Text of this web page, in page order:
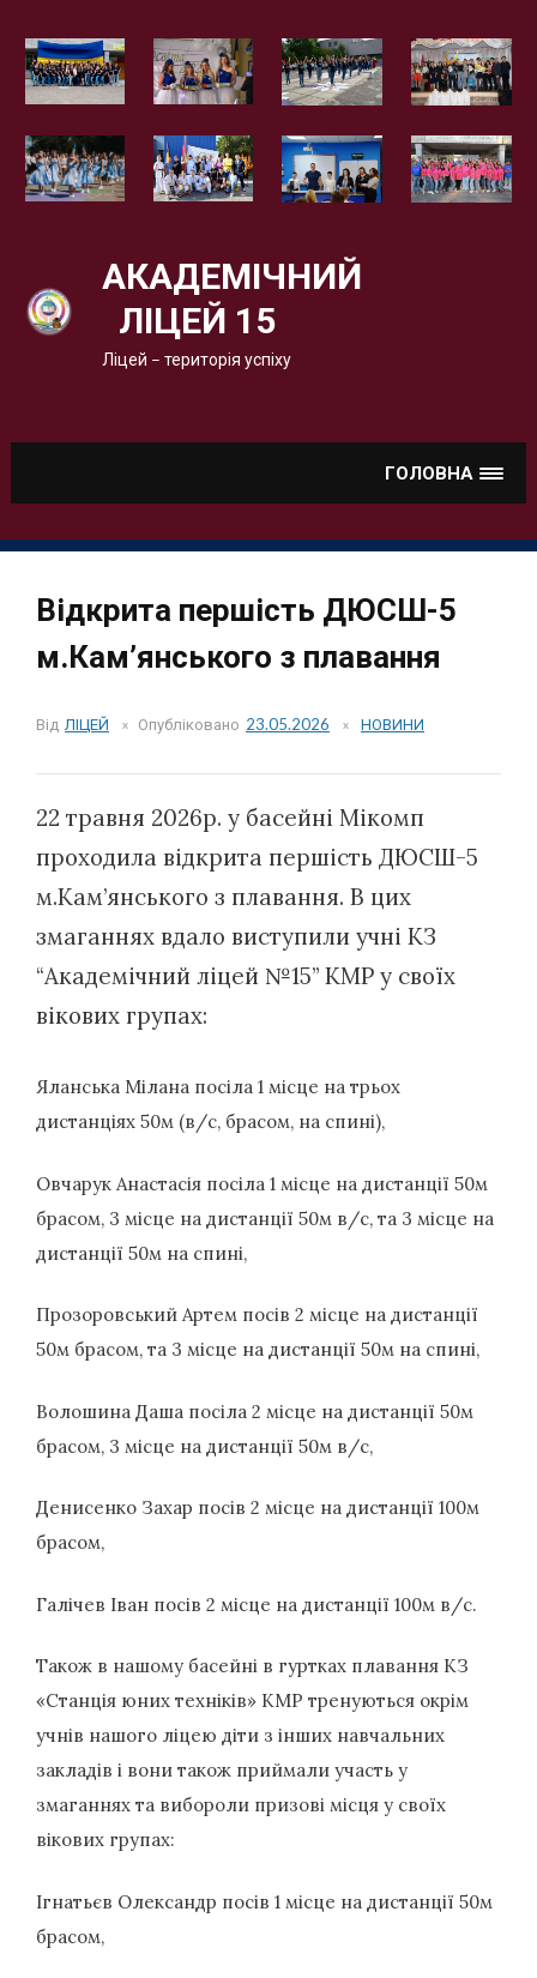
АКАДЕМІЧНИЙ
ЛІЦЕЙ 15
Ліцей – територія успіху
ГОЛОВНА
Відкрита першість ДЮСШ-5
м.Кам’янського з плавання
Від ЛІЦЕЙ Опубліковано 23.05.2026 НОВИНИ
22 травня 2026р. у басейні Мікомп
проходила відкрита першість ДЮСШ-5
м.Кам’янського з плавання. В цих
змаганнях вдало виступили учні КЗ
“Академічний ліцей №15” КМР у своїх
вікових групах:
Яланська Мілана посіла 1 місце на трьох
дистанціях 50м (в/с, брасом, на спині),
Овчарук Анастасія посіла 1 місце на дистанції 50м
брасом, 3 місце на дистанції 50м в/с, та 3 місце на
дистанції 50м на спині,
Прозоровський Артем посів 2 місце на дистанції
50м брасом, та 3 місце на дистанції 50м на спині,
Волошина Даша посіла 2 місце на дистанції 50м
брасом, 3 місце на дистанції 50м в/с,
Денисенко Захар посів 2 місце на дистанції 100м
брасом,
Галічев Іван посів 2 місце на дистанції 100м в/с.
Також в нашому басейні в гуртках плавання КЗ
«Станція юних техніків» КМР тренуються окрім
учнів нашого ліцею діти з інших навчальних
закладів і вони також приймали участь у
змаганнях та вибороли призові місця у своїх
вікових групах:
Ігнатьєв Олександр посів 1 місце на дистанції 50м
брасом,